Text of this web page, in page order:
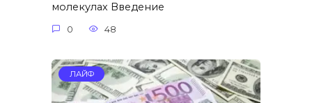
молекулах Введение
0 48
ЛАЙФ